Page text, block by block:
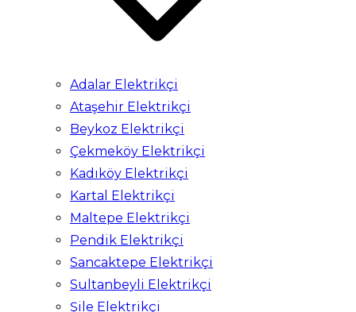
Adalar Elektrikçi
Ataşehir Elektrikçi
Beykoz Elektrikçi
Çekmeköy Elektrikçi
Kadıköy Elektrikçi
Kartal Elektrikçi
Maltepe Elektrikçi
Pendik Elektrikçi
Sancaktepe Elektrikçi
Sultanbeyli Elektrikçi
Şile Elektrikçi